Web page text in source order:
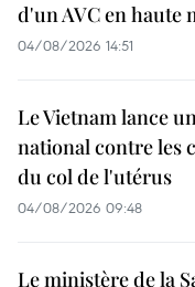
d'un AVC en haute
04/08/2026 14:51
Le Vietnam lance
national contre les
du col de l'utérus
04/08/2026 09:48
Le ministère de la